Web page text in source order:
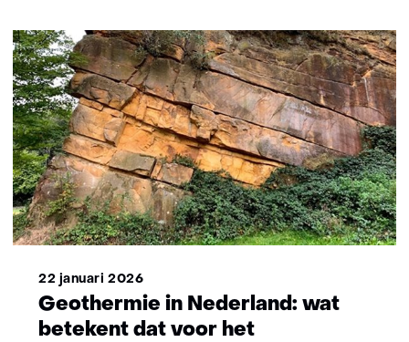
22 januari 2026
Geothermie in Nederland: wat
betekent dat voor het